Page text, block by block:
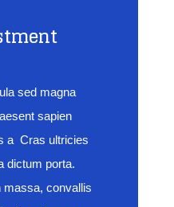
sed magna
sapien
a Cras ultricies
dictum porta.
massa, convallis